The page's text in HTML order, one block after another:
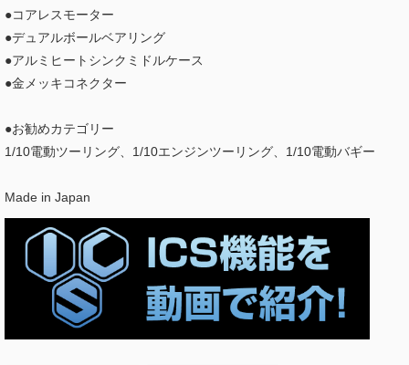
●コアレスモーター
●デュアルボールベアリング
●アルミヒートシンクミドルケース
●金メッキコネクター
●お勧めカテゴリー
1/10電動ツーリング、1/10エンジンツーリング、1/10電動バギー
Made in Japan